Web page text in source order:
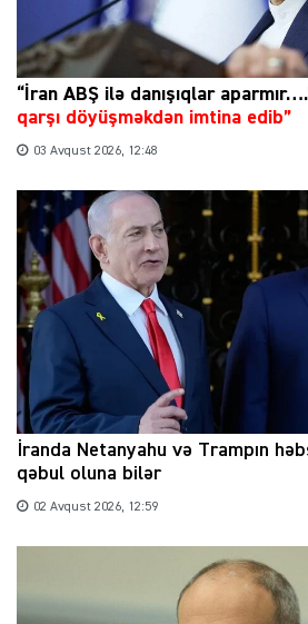
“İran ABŞ ilə danışıqlar
qarşı döyüşməkdən imtina edib”
03 Avqust 2026, 12:48
İranda Netanyahu və Trampın
qəbul oluna bilər
02 Avqust 2026, 12:59